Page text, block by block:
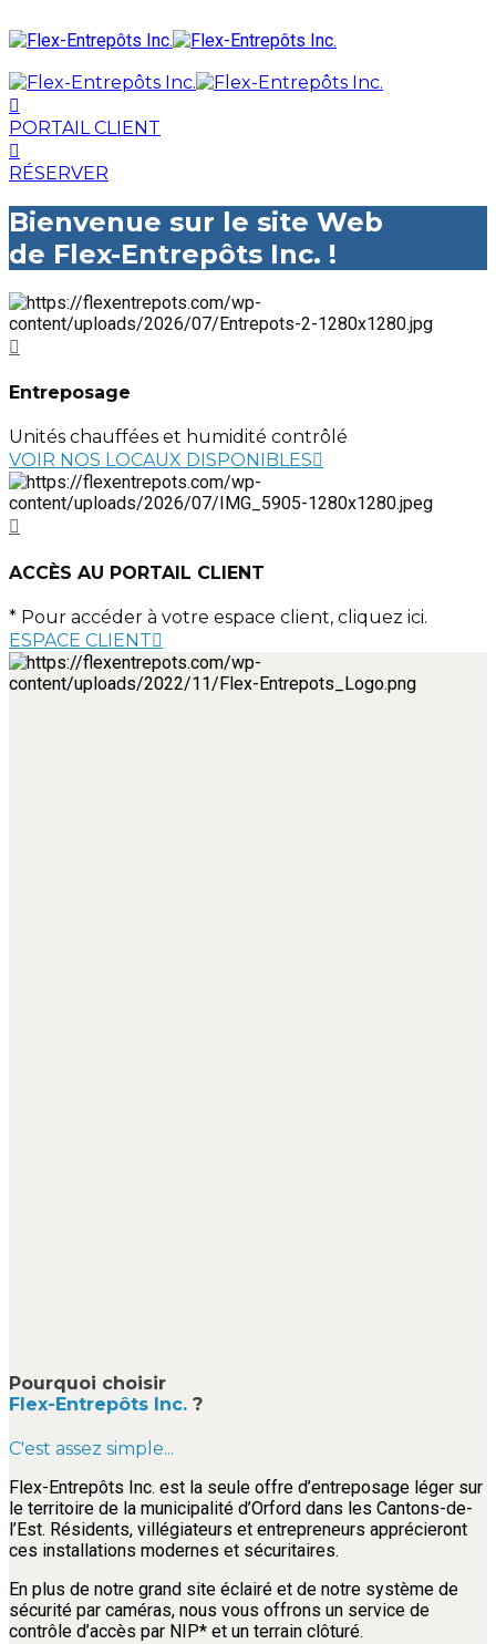
PORTAIL CLIENT
RÉSERVER
Bienvenue sur le site Web
de Flex-Entrepôts Inc. !
Entreposage
Unités chauffées et humidité contrôlé
VOIR NOS LOCAUX DISPONIBLES
ACCÈS AU PORTAIL CLIENT
* Pour accéder à votre espace client, cliquez ici.
ESPACE CLIENT
Pourquoi choisir
Flex-Entrepôts Inc. ?
C'est assez simple...
Flex-Entrepôts Inc. est la seule offre d’entreposage léger sur
le territoire de la municipalité d’Orford dans les Cantons-de-
l’Est. Résidents, villégiateurs et entrepreneurs apprécieront
ces installations modernes et sécuritaires.
En plus de notre grand site éclairé et de notre système de
sécurité par caméras, nous vous offrons un service de
contrôle d’accès par NIP* et un terrain clôturé.